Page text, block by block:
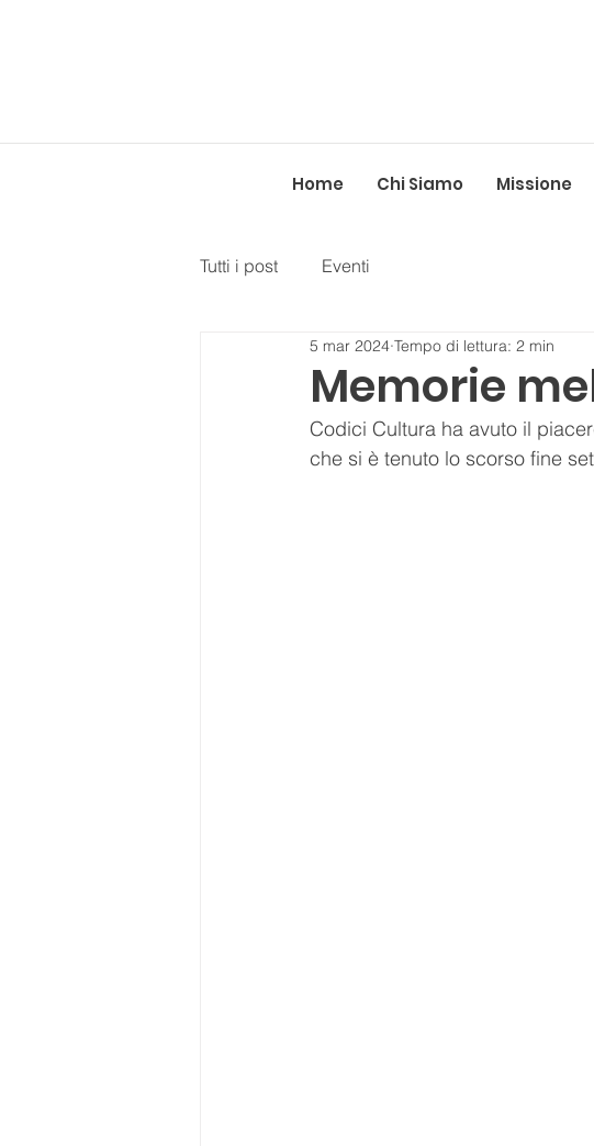
Home Chi Siamo Missione
Tutti i post Eventi
Memorie
5 mar 2024 Tempo di lettura: 2 min
Codici Cultura ha avuto il
che si è tenuto lo scorso fine